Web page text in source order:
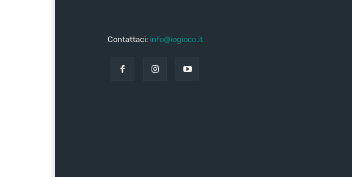
Contattaci: info@iogioco.it